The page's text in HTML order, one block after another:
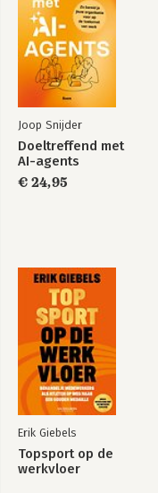
DEEL III 187
Mijn reis 189
Slotwoord 201
Bronvermelding 211
Over de auteur 217
Joop Snijder
Doeltreffend met
AI-agents
€ 24,95
Erik Giebels
Topsport op de
werkvloer